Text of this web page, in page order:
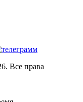
Все права